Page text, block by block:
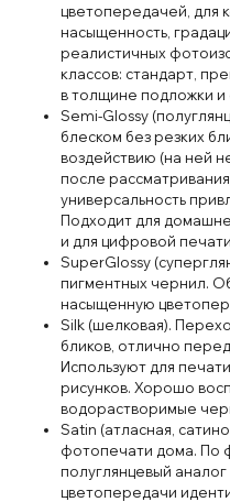
цветопередачей, для
насыщенность,
реалистичных
классов: стандарт,
в толщине подложки и
Semi-Glossy
блеском без резких
воздействию (на ней
после
универсальность
Подходит для
и для цифровой
SuperGlossy
пигментных чернил.
насыщенную
Silk (шелковая).
бликов, отлично
Используют для
рисунков. Хорошо
водорастворимые
Satin (атласная,
фотопечати дома. По
полуглянцевый
цветопередачи